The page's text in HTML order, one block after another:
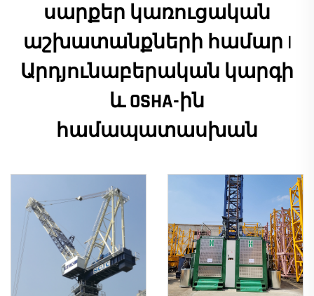
սարքեր կառուցական
աշխատանքների համար |
Արդյունաբերական կարգի
և OSHA-ին
համապատասխան